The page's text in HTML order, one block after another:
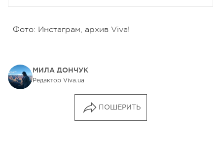
Фото: Инстаграм, архив Viva!
МИЛА ДОНЧУК
Редактор Viva.ua
ПОШЕРИТЬ